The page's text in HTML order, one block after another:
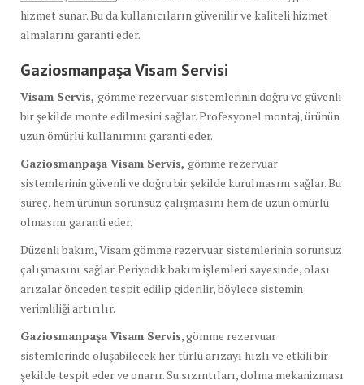
hizmet sunar. Bu da kullanıcıların güvenilir ve kaliteli hizmet
almalarını garanti eder.
Gaziosmanpaşa Visam Servisi
Visam Servis, gömme rezervuar sistemlerinin doğru ve güvenli
bir şekilde monte edilmesini sağlar. Profesyonel montaj, ürünün
uzun ömürlü kullanımını garanti eder.
Gaziosmanpaşa Visam Servis, gömme rezervuar
sistemlerinin güvenli ve doğru bir şekilde kurulmasını sağlar. Bu
süreç, hem ürünün sorunsuz çalışmasını hem de uzun ömürlü
olmasını garanti eder.
Düzenli bakım, Visam gömme rezervuar sistemlerinin sorunsuz
çalışmasını sağlar. Periyodik bakım işlemleri sayesinde, olası
arızalar önceden tespit edilip giderilir, böylece sistemin
verimliliği artırılır.
Gaziosmanpaşa Visam Servis, gömme rezervuar
sistemlerinde oluşabilecek her türlü arızayı hızlı ve etkili bir
şekilde tespit eder ve onarır. Su sızıntıları, dolma mekanizması